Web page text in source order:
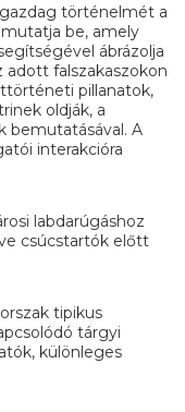
történelmét a
be, amely
ábrázolja
falszakaszokon
pillanatok,
oldják, a
bemutatásával. A
interakcióra
labdarúgáshoz
csúcstartók előtt
tipikus
tárgyi
különleges